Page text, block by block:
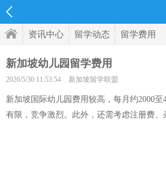
资讯中心 留学动态 留学费用
新加坡幼儿园留学费用
2026/5/30 11:53:54 新加坡留学联盟
新加坡国际幼儿园费用较高，每月约2000
有限，竞争激烈。此外，还需考虑注册费